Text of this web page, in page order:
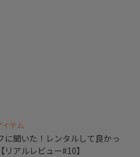
イテム
に聞いた！レンタルして良かっ
リアルレビュー#10】